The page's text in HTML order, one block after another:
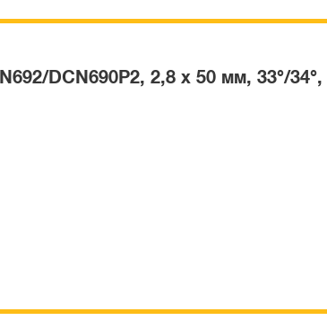
DCN690P2, 2,8 x 50 мм, 33°/